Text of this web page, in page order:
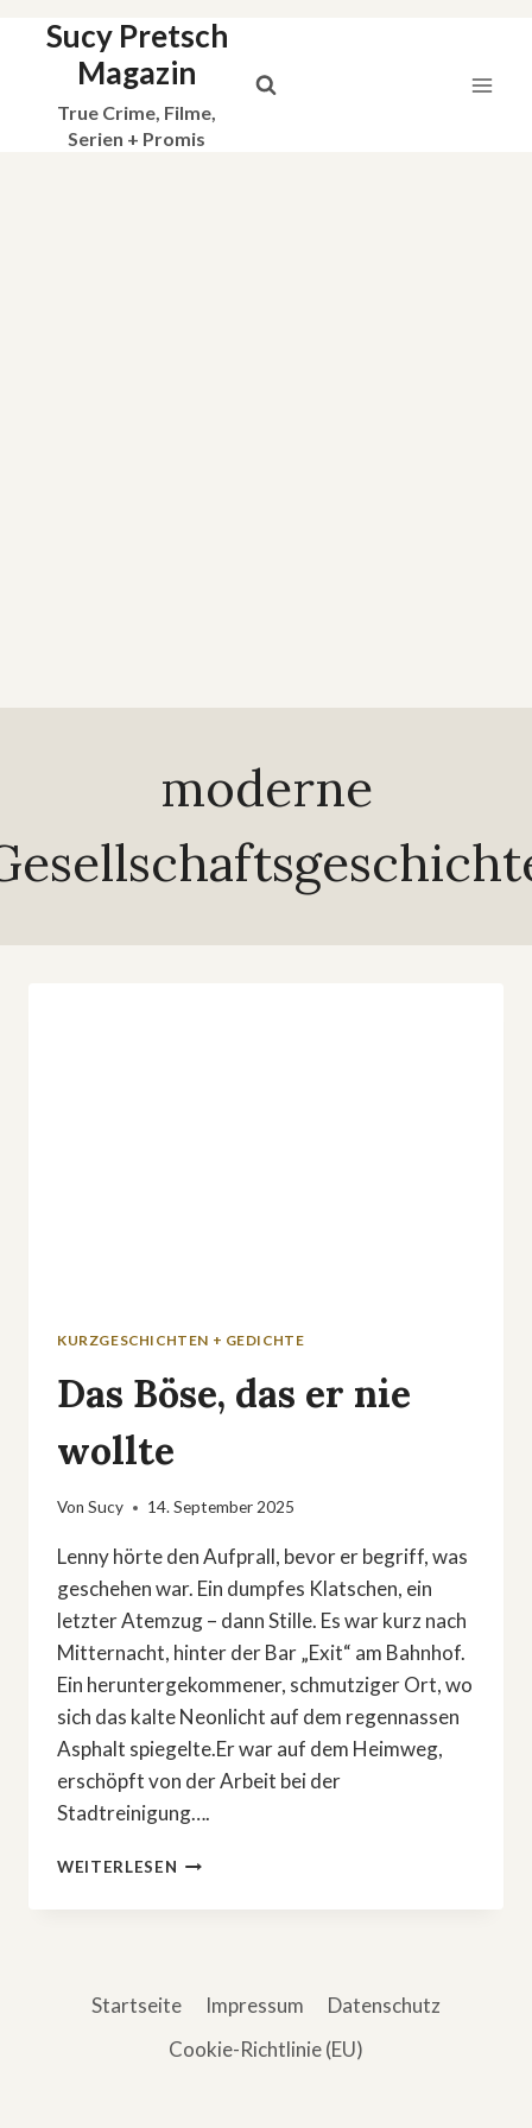
Sucy Pretsch
Magazin
True Crime, Filme,
Serien + Promis
moderne
KURZGESCHICHTEN + GEDICHTE
Das Böse, das er nie
wollte
Von Sucy 14. September 2025
Lenny hörte den Aufprall, bevor er begriff, was
geschehen war. Ein dumpfes Klatschen, ein
letzter Atemzug – dann Stille. Es war kurz nach
Mitternacht, hinter der Bar „Exit“ am Bahnhof.
Ein heruntergekommener, schmutziger Ort, wo
sich das kalte Neonlicht auf dem regennassen
Asphalt spiegelte.Er war auf dem Heimweg,
erschöpft von der Arbeit bei der
Stadtreinigung….
WEITERLESEN DAS
DAS
Startseite Impressum
Datenschutz
Cookie-Richtlinie (EU)